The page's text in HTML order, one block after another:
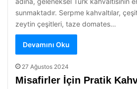
sunmaktadır. Serpme kahvaltılar,
zeytin çeşitleri, taze domates…
Devamını Oku
27 Ağustos 2024
Misafirler İçin Pratik